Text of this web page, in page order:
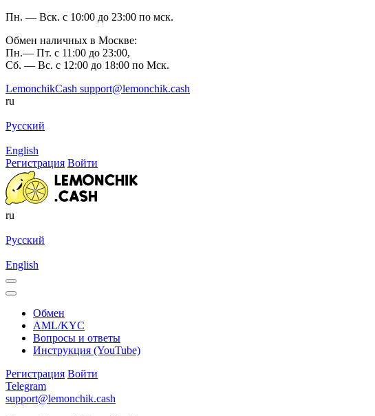
Пн. — Вск. с 10:00 до 23:00 по мск.
Обмен наличных в Москве:
Пн.— Пт. с 11:00 до 23:00,
Сб. — Вс. с 12:00 до 18:00 по Мск.
LemonchikCash support@lemonchik.cash
ru
Русский
English
Регистрация Войти
ru
Русский
English
Обмен
AML/KYC
Вопросы и ответы
Инструкция (YouTube)
Регистрация Войти
Telegram
support@lemonchik.cash